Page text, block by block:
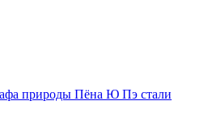
природы Пёна Ю Пэ стали